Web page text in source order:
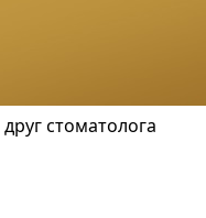
стоматолога